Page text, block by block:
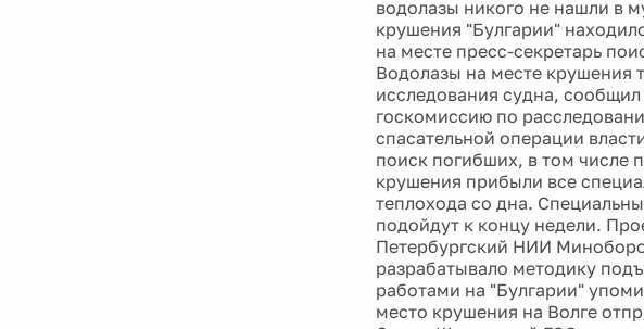
водолазы никого не нашли в
крушения "Булгарии"
на месте пресс-секретарь
Водолазы на месте крушения
исследования судна,
госкомиссию по
спасательной операции
поиск погибших, в том числе
крушения прибыли все
теплохода со дна.
подойдут к концу недели.
Петербургский НИИ
разрабатывало методику
работами на "Булгарии"
место крушения на Волге